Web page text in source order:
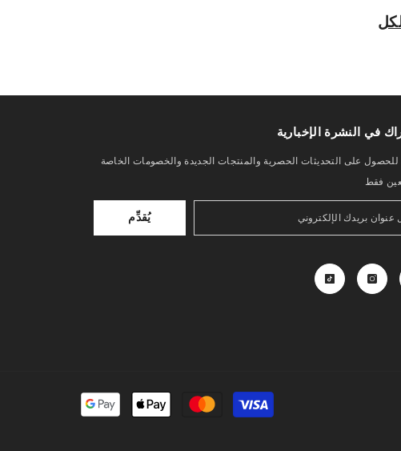
في النشرة الإخبارية
للحصول على التحديثات الحصرية والمنتجات الجديدة والخصومات الخاصة
فقط
يُقدِّم
طرق
الدفع